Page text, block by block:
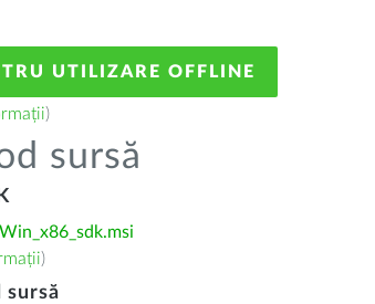
UTILIZARE OFFLINE
)
sursă
)
sursă